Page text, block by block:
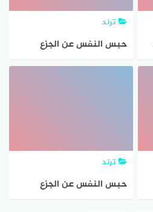
ترند
حبس النفس عن الجزع
والسخط تعريف لـ
ترند
حبس النفس عن الجزع